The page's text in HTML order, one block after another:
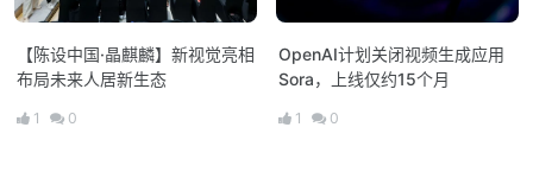
【陈设中国·晶麒麟】新视觉亮相
布局未来人居新生态
1 0
OpenAI计划关闭视频生成应用
Sora，上线仅约15个月
1 0